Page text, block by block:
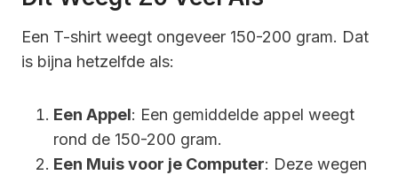
Een T-shirt weegt ongeveer 150-200 gram. Dat
is bijna hetzelfde als:
Een Appel: Een gemiddelde appel weegt
rond de 150-200 gram.
Een Muis voor je Computer: Deze wegen